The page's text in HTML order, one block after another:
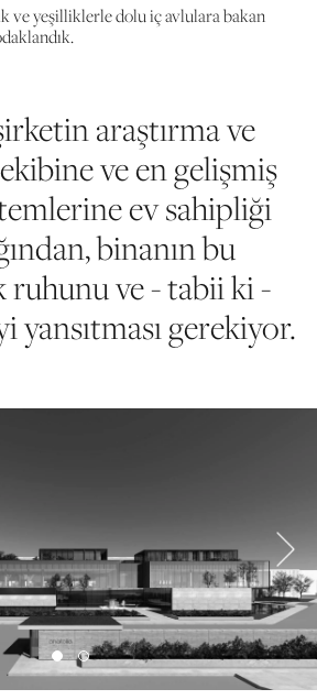
ve yeşilliklerle dolu iç avlulara bakan
araştırma ve
ve en gelişmiş
ev sahipliği
binanın bu
ve - tabii ki -
yansıtması gerekiyor.